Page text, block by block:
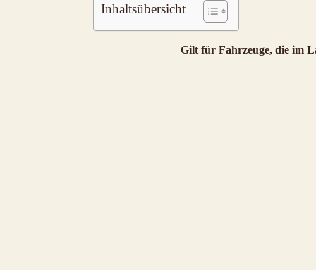
Inhaltsübersicht
Gilt für Fahrzeuge, die im